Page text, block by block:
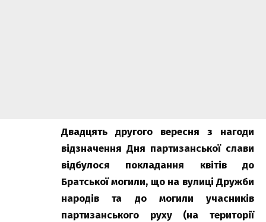
Двадцять другого вересня з нагоди
відзначення Дня партизанської слави
відбулося покладання квітів до
Братської могили, що на вулиці Дружби
народів та до могили учасників
партизанського руху (на території